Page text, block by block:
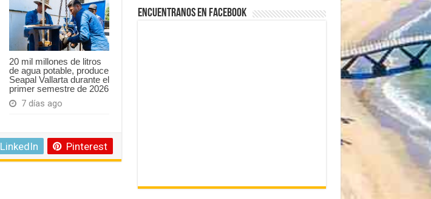
20 mil millones de litros
de agua potable, produce
Seapal Vallarta durante el
primer semestre de 2026
7 días ago
LinkedIn Pinterest
Encuentranos en Facebook